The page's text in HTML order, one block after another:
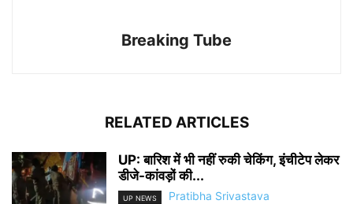
Breaking Tube
RELATED ARTICLES
UP: बारिश में भी नहीं रुकी चेकिंग, इंचीटेप लेकर
डीजे-कांवड़ों की...
UP NEWS Pratibha Srivastava